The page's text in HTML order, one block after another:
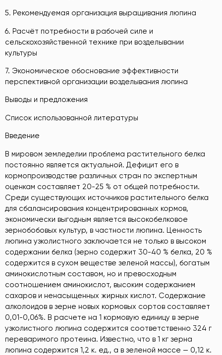
5. Рекомендуемая организация выращивания люпина
6. Расчёт потребности в рабочей силе и
сельскохозяйственной технике при возделывании
культуры
7. Экономическое обоснование эффективности
перспективной организации возделывания люпина
Выводы и предложения
Список использованной литературы
Введение
В мировом земледелии проблема растительного белка
постоянно является актуальной. Дефицит его в
кормопроизводстве различных стран по экспертным
оценкам составляет 20-25 % от общей потребности.
Среди существующих источников растительного белка
для сбалансирования концентрированных кормов,
экономически выгодным является высокобелковое
зернобобовых культур, в частности люпина. Ценность
люпина узколистного заключается не только в высоком
содержании белка (зерно содержит 30-40 % белка, 20 %
содержится в сухом веществе зеленой массы), богатым
аминокислотным составом, но и превосходным
соотношением аминокислот, высоким содержанием
сахаров и ненасыщенных жирных кислот. Содержание
алколоидов в зерне новых кормовых сортов составляет
0,01-0,06%. В расчете на 1 кормовую единицу в зерне
узколистного люпина содержится соответственно 324 г
переваримого протеина. Известно, что в 1 кг зерна
люпина содержится 1,2 к. ед., а в зеленой массе — 0,12 к.